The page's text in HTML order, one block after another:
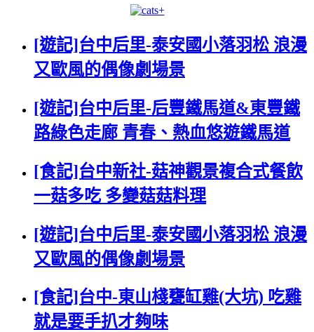
[遊記]台中后里-泰安國小落羽松 浪漫
又歐風的偶像劇場景
[遊記]台中后里-后豐鐵馬道&東豐鐵
路綠色走廊 青春、熱血悠遊鐵馬道
[食記]台中新社-菇神觀景複合式餐飲
一菇多吃 多變菇菇料理
[遊記]台中后里-泰安國小落羽松 浪漫
又歐風的偶像劇場景
[食記]台中-東山棧甕缸雞(大坑) 吃雞
就是要手扒才夠味